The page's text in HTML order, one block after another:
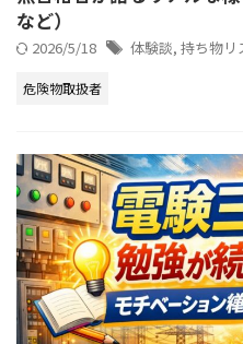
など）
2026/5/18 体験談, 持ち物リ
危険物取扱者